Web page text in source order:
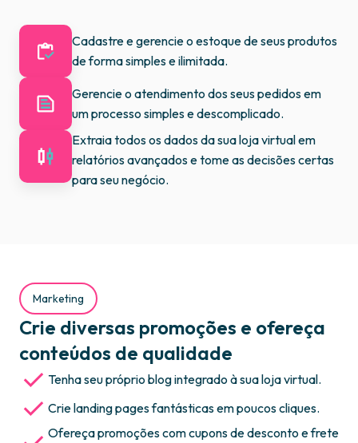
Cadastre e gerencie o estoque de seus produtos
de forma simples e ilimitada.
Gerencie o atendimento dos seus pedidos em
um processo simples e descomplicado.
Extraia todos os dados da sua loja virtual em
relatórios avançados e tome as decisões certas
para seu negócio.
Marketing
Crie diversas promoções e ofereça
conteúdos de qualidade
Tenha seu próprio blog integrado à sua loja virtual.
Crie landing pages fantásticas em poucos cliques.
Ofereça promoções com cupons de desconto e frete